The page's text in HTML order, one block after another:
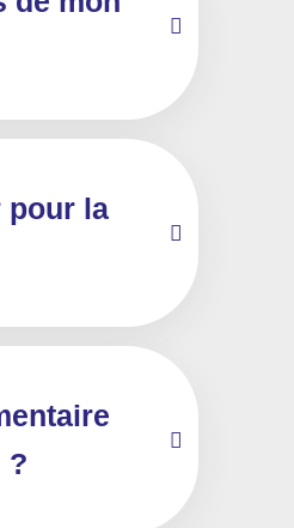
pour la
?